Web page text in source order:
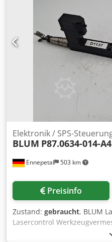
Ennepetal 503 km
Elektronik / SPS-
BLUM P87.0634-014-A4
Preisinfo
Zustand: gebraucht, BLUM
Lasercontrol